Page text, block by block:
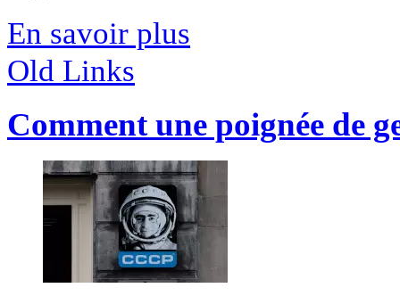
En savoir plus
Old Links
Comment une poignée de